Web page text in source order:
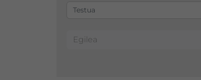
Egilea